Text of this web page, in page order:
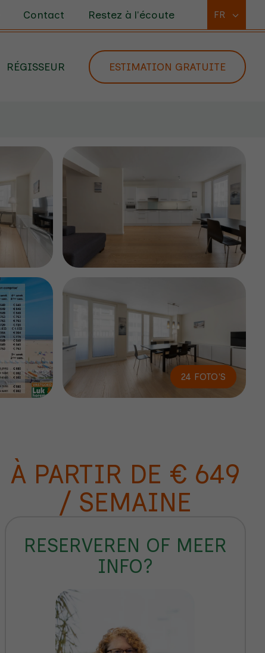
Contact Restez à l'écoute FR
RÉGISSEUR ESTIMATION GRATUITE
24 FOTO'S
À PARTIR DE € 649
/ SEMAINE
RESERVEREN OF MEER
INFO?